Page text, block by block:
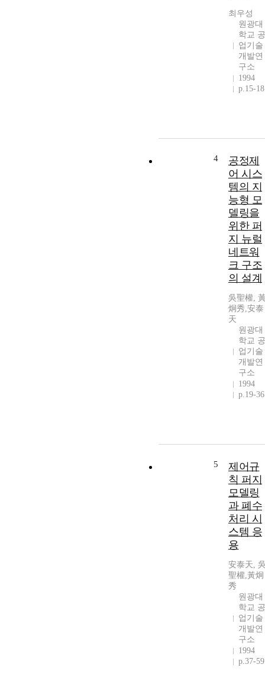
최우성
원광대
학교 공
업기술
개발연
구소
1994
p.15-18
4
공정제
어 시스
템의 지
능형 모
델링을
위한 퍼
지 뉴럴
네트워
크 구조
의 설계
吳聖權,
炯秀,安泰
天
원광대
학교 공
업기술
개발연
구소
1994
p.19-36
5
제어규
칙 퍼지
모델링
과 폐수
처리 시
스템 응
용
安泰天,
聖權,黃炯
秀
원광대
학교 공
업기술
개발연
구소
1994
p.37-59